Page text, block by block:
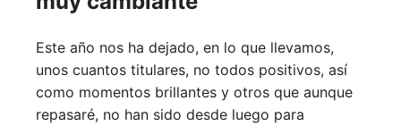
Este año nos ha dejado, en lo que llevamos,
unos cuantos titulares, no todos positivos, así
como momentos brillantes y otros que aunque
repasaré, no han sido desde luego para